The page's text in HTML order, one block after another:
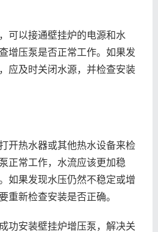
可以接通壁挂炉的电源和水
增压泵是否正常工作。如果发
应及时关闭水源，并检查安装
开热水器或其他热水设备来检
正常工作，水流应该更加稳
如果发现水压仍然不稳定或增
重新检查安装是否正确。
功安装壁挂炉增压泵，解决关